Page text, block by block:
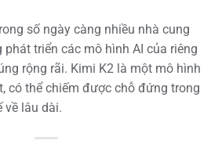
số ngày càng nhiều nhà cung
phát triển các mô hình AI của riêng
rộng rãi. Kimi K2 là một mô hình
có thể chiếm được chỗ đứng trong
về lâu dài.